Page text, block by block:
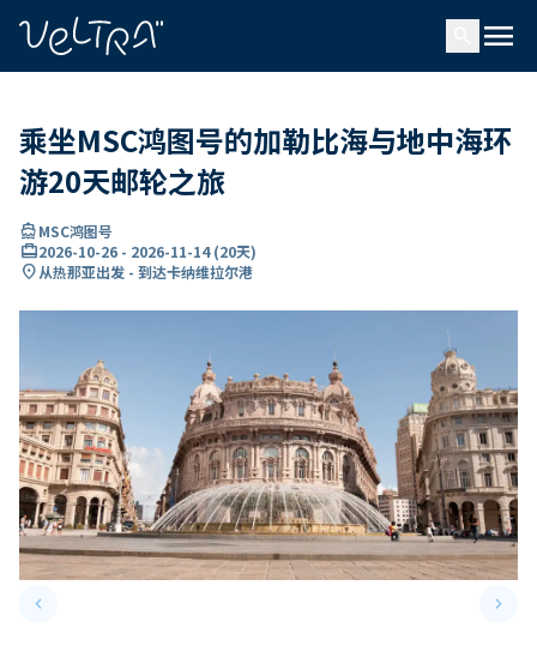
menu
乘坐MSC鸿图号的加勒比海与地中海环
游20天邮轮之旅
directions_boatMSC鸿图号
card_travel2026-10-26 - 2026-11-14(20天)
location_on从热那亚出发 - 到达卡纳维拉尔港
keyboard_arrow_leftPrevious slide keyboard_arrow_right